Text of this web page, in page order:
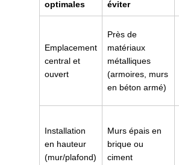
optimales éviter
Emplacement
central et
ouvert
Près de
matériaux
métalliques
(armoires, murs
en béton armé)
Installation
en hauteur
(mur/plafond)
Murs épais en
brique ou
ciment